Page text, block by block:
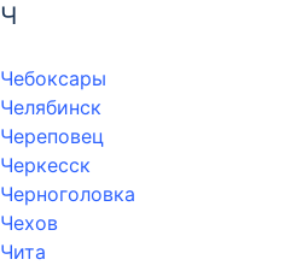
Ч
Чебоксары
Челябинск
Череповец
Черкесск
Черноголовка
Чехов
Чита